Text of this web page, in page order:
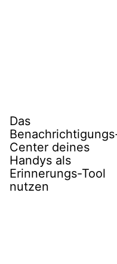
Das
Center deines
Handys als
Erinnerungs-Tool
nutzen